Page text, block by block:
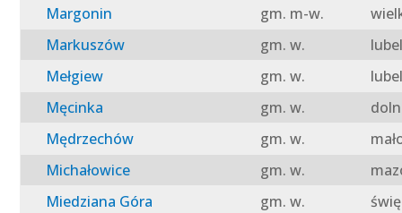
Margonin
gm. m-w.
Markuszów
gm. w.
Mełgiew
gm. w.
Męcinka
gm. w.
Mędrzechów
gm. w.
Michałowice
gm. w.
Miedziana Góra
gm. w.